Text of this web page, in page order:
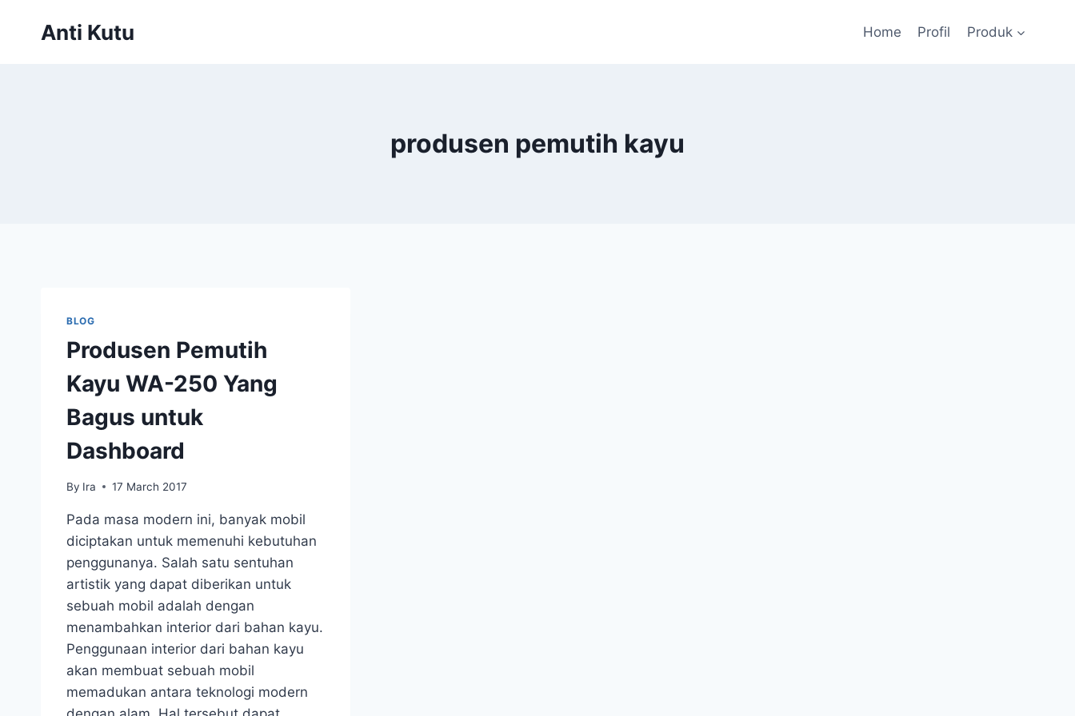
Anti Kutu Home Profil Produk
produsen pemutih kayu
BLOG
Produsen Pemutih
Kayu WA-250 Yang
Bagus untuk
Dashboard
By Ira 17 March 2017
Pada masa modern ini, banyak mobil
diciptakan untuk memenuhi kebutuhan
penggunanya. Salah satu sentuhan
artistik yang dapat diberikan untuk
sebuah mobil adalah dengan
menambahkan interior dari bahan kayu.
Penggunaan interior dari bahan kayu
akan membuat sebuah mobil
memadukan antara teknologi modern